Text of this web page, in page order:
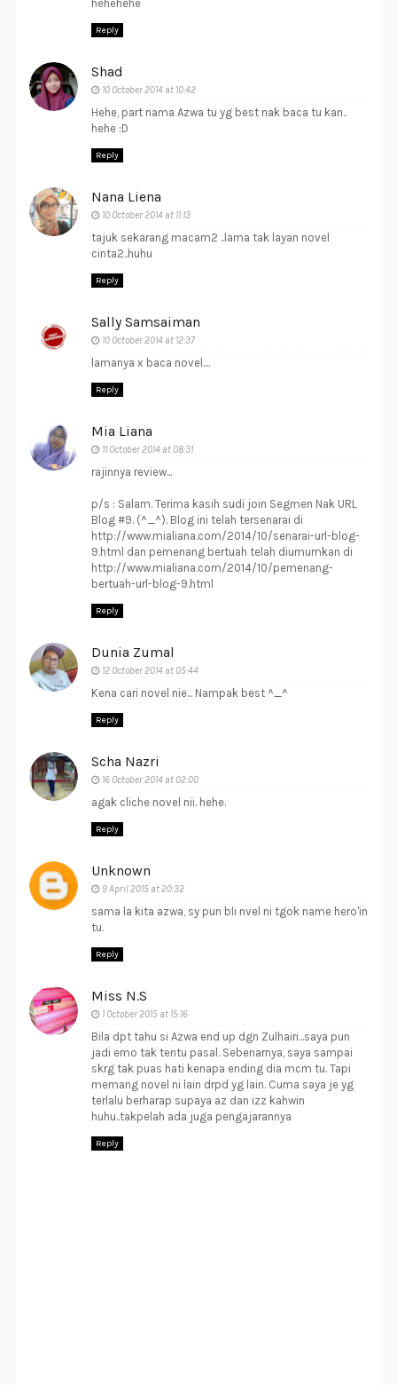
hehehehe
Reply
Shad
10 October 2014 at 10:42
Hehe, part nama Azwa tu yg best nak baca tu kan..
hehe :D
Reply
Nana Liena
10 October 2014 at 11:13
tajuk sekarang macam2 ..lama tak layan novel
cinta2..huhu
Reply
Sally Samsaiman
10 October 2014 at 12:37
lamanya x baca novel....
Reply
Mia Liana
11 October 2014 at 08:31
rajinnya review...
p/s : Salam. Terima kasih sudi join Segmen Nak URL
Blog #9. (^_^). Blog ini telah tersenarai di
http://www.mialiana.com/2014/10/senarai-url-blog-
9.html dan pemenang bertuah telah diumumkan di
http://www.mialiana.com/2014/10/pemenang-
bertuah-url-blog-9.html
Reply
Dunia Zumal
12 October 2014 at 05:44
Kena cari novel nie... Nampak best ^_^
Reply
Scha Nazri
16 October 2014 at 02:00
agak cliche novel nii. hehe.
Reply
Unknown
9 April 2015 at 20:32
sama la kita azwa, sy pun bli nvel ni tgok name hero'in
tu.
Reply
Miss N.S
1 October 2015 at 15:16
Bila dpt tahu si Azwa end up dgn Zulhairi...saya pun
jadi emo tak tentu pasal. Sebenarnya, saya sampai
skrg tak puas hati kenapa ending dia mcm tu. Tapi
memang novel ni lain drpd yg lain. Cuma saya je yg
terlalu berharap supaya az dan izz kahwin
huhu..takpelah ada juga pengajarannya
Reply